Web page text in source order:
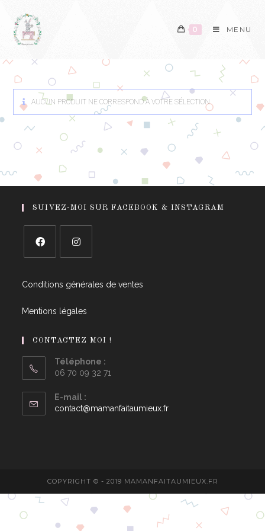
0 MENU
AUCUN PRODUIT NE CORRESPOND À VOTRE SÉLECTION.
SUIVEZ-MOI SUR FACEBOOK & INSTAGRAM
Conditions générales de ventes
Mentions légales
CONTACTEZ MOI !
Téléphone :
06 70 09 32 71
E-mail :
contact@mamanfaitaumieux.fr
COPYRIGHT © - 2019 MAMANFAITAUMIEUX.FR